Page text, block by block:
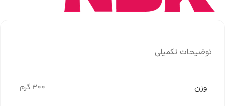
توضیحات تکمیلی
وزن 300 گرم